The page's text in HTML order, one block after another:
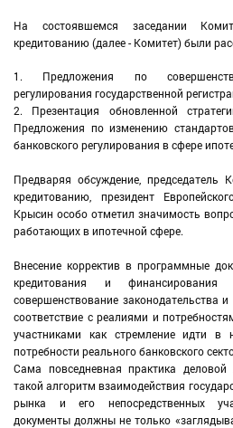
На состоявшемся заседании
кредитованию (далее - Комитет) были
1. Предложения по
регулирования государственной
2. Презентация обновленной
Предложения по изменению
банковского регулирования в сфере
Предваряя обсуждение,
кредитованию, президент
Крысин особо отметил значимость
работающих в ипотечной сфере.
Внесение корректив в программные
кредитования и финансирования
совершенствование законодательства
соответствие с реалиями и
участниками как стремление идти в
потребности реального банковского
Сама повседневная практика
такой алгоритм взаимодействия
рынка и его непосредственных
документы должны не только